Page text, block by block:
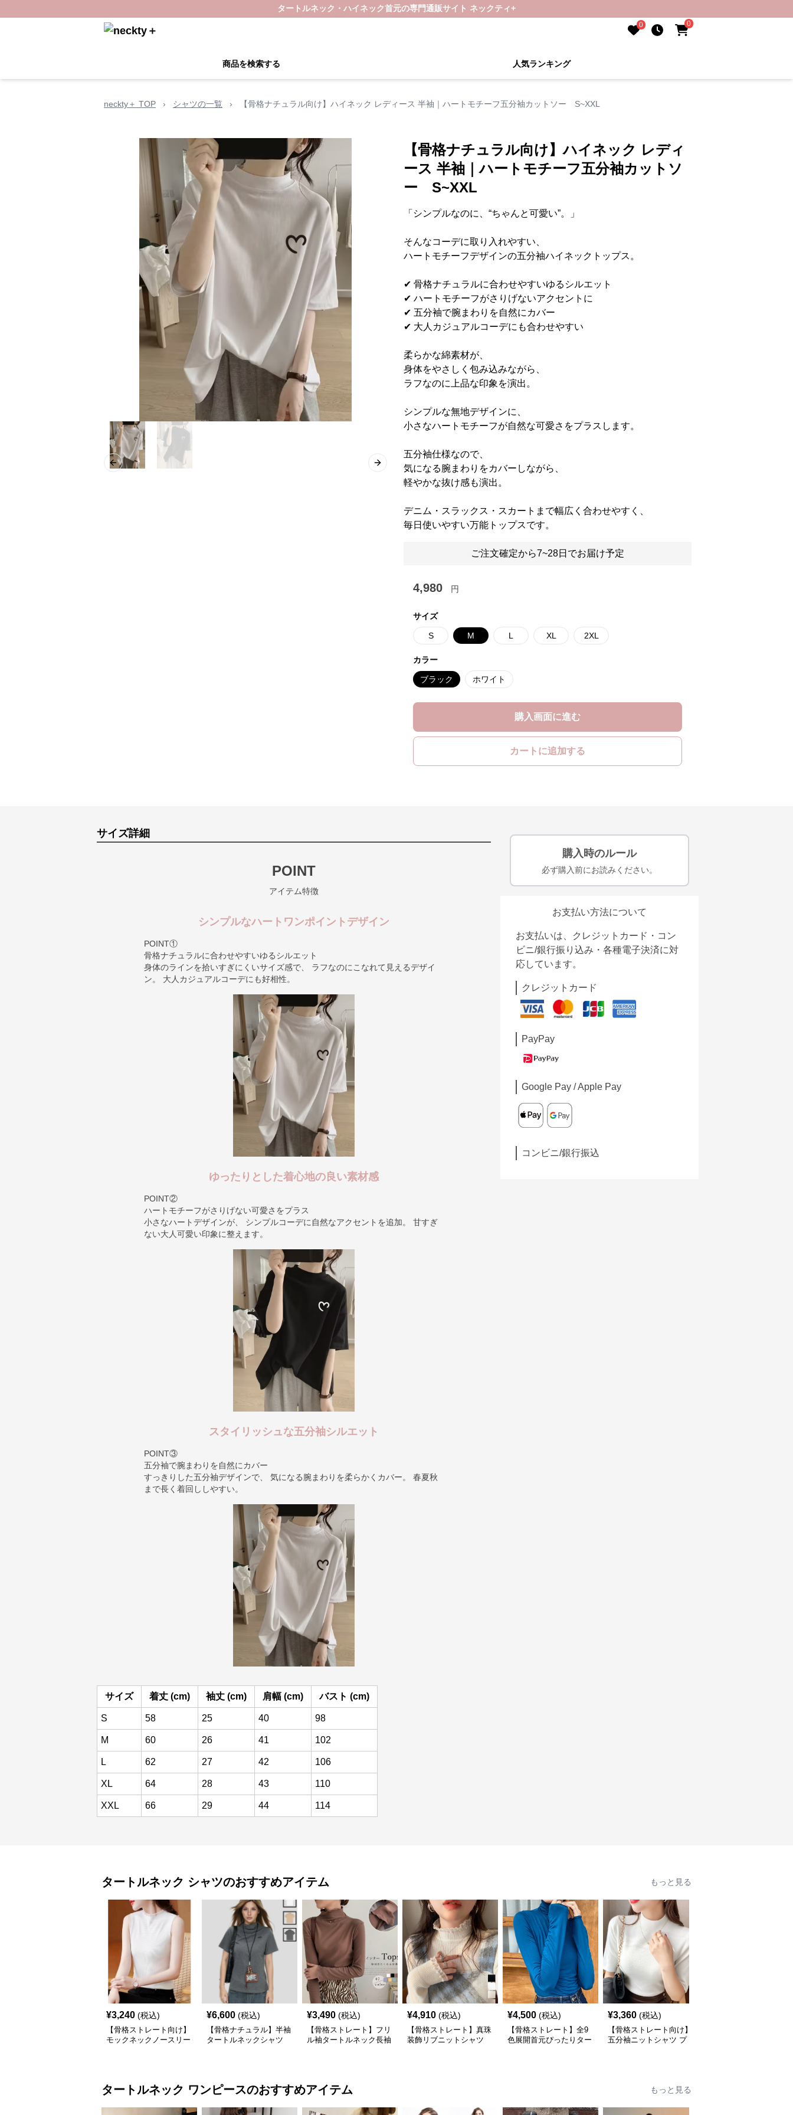
タートルネック・ハイネック首元の専門通販サイト ネックティ+
0 0
商品を検索する 人気ランキング
neckty＋ TOP › シャツの一覧 › 【骨格ナチュラル向け】ハイネック レディース 半袖｜ハートモチーフ五分袖カットソー S~XXL
Previous slide Next slide
【骨格ナチュラル向け】ハイネック レディ
ース 半袖｜ハートモチーフ五分袖カットソ
ー S~XXL
「シンプルなのに、“ちゃんと可愛い”。」
そんなコーデに取り入れやすい、
ハートモチーフデザインの五分袖ハイネックトップス。
✔ 骨格ナチュラルに合わせやすいゆるシルエット
✔ ハートモチーフがさりげないアクセントに
✔ 五分袖で腕まわりを自然にカバー
✔ 大人カジュアルコーデにも合わせやすい
柔らかな綿素材が、
身体をやさしく包み込みながら、
ラフなのに上品な印象を演出。
シンプルな無地デザインに、
小さなハートモチーフが自然な可愛さをプラスします。
五分袖仕様なので、
気になる腕まわりをカバーしながら、
軽やかな抜け感も演出。
デニム・スラックス・スカートまで幅広く合わせやすく、
毎日使いやすい万能トップスです。
ご注文確定から7~28日でお届け予定
4,980 円
サイズ
S M L XL 2XL
カラー
ブラック ホワイト
購入画面に進む
カートに追加する
サイズ詳細
POINT
アイテム特徴
シンプルなハートワンポイントデザイン
POINT①
骨格ナチュラルに合わせやすいゆるシルエット
身体のラインを拾いすぎにくいサイズ感で、 ラフなのにこなれて見えるデザイ
ン。 大人カジュアルコーデにも好相性。
ゆったりとした着心地の良い素材感
POINT②
ハートモチーフがさりげない可愛さをプラス
小さなハートデザインが、 シンプルコーデに自然なアクセントを追加。 甘すぎ
ない大人可愛い印象に整えます。
スタイリッシュな五分袖シルエット
POINT③
五分袖で腕まわりを自然にカバー
すっきりした五分袖デザインで、 気になる腕まわりを柔らかくカバー。 春夏秋
まで長く着回ししやすい。
サイズ 着丈 (cm) 袖丈 (cm) 肩幅 (cm) バスト (cm)
S 58 25 40 98
M 60 26 41 102
L 62 27 42 106
XL 64 28 43 110
XXL 66 29 44 114
購入時のルール
必ず購入前にお読みください。
お支払い方法について
お支払いは、クレジットカード・コン
ビニ/銀行振り込み・各種電子決済に対
応しています。
クレジットカード
PayPay
Google Pay / Apple Pay
コンビニ/銀行振込
タートルネック シャツのおすすめアイテム もっと見る
¥3,240 (税込)
【骨格ストレート向け】
モックネックノースリー
¥6,600 (税込)
【骨格ナチュラル】半袖
タートルネックシャツ
¥3,490 (税込)
【骨格ストレート】フリ
ル袖タートルネック長袖
¥4,910 (税込)
【骨格ストレート】真珠
装飾リブニットシャツ
¥4,500 (税込)
【骨格ストレート】全9
色展開首元ぴったりター
¥3,360 (税込)
【骨格ストレート向け】
五分袖ニットシャツ プ
タートルネック ワンピースのおすすめアイテム もっと見る